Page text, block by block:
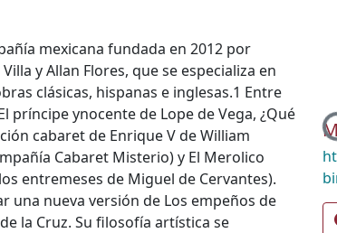
mexicana fundada en 2012 por
y Allan Flores, que se especializa en
clásicas, hispanas e inglesas.1 Entre
ynocente de Lope de Vega, ¿Qué
cabaret de Enrique V de William
Cabaret Misterio) y El Merolico
entremeses de Miguel de Cervantes).
una nueva versión de Los empeños de
la Cruz. Su filosofía artística se